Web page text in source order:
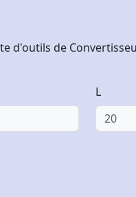
d'outils de
L